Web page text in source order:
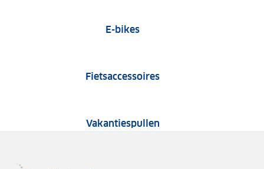
E-bikesE-bike tests
FietsaccessoiresFietsaccessoire tests
VakantiespullenTests van